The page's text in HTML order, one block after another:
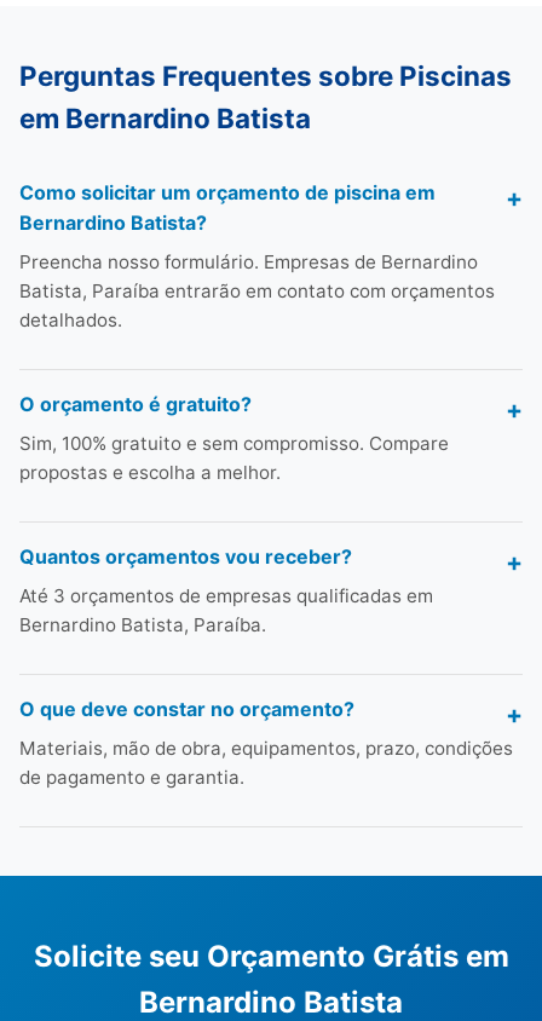
Perguntas Frequentes sobre Piscinas
em Bernardino Batista
Como solicitar um orçamento de piscina em
Bernardino Batista?
Preencha nosso formulário. Empresas de Bernardino
Batista, Paraíba entrarão em contato com orçamentos
detalhados.
O orçamento é gratuito?
Sim, 100% gratuito e sem compromisso. Compare
propostas e escolha a melhor.
Quantos orçamentos vou receber?
Até 3 orçamentos de empresas qualificadas em
Bernardino Batista, Paraíba.
O que deve constar no orçamento?
Materiais, mão de obra, equipamentos, prazo, condições
de pagamento e garantia.
Solicite seu Orçamento Grátis em
Bernardino Batista